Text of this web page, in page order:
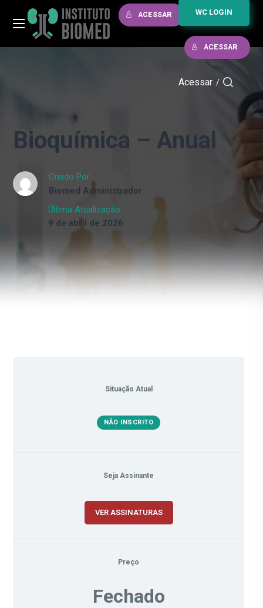
ACESSAR WC LOGIN
ACESSAR
Acessar /
Bioquímica – Anual
Criado Por
Biomed Administrador
Última Atualização
9 de abril de 2026
Situação Atual
NÃO INSCRITO
Seja Assinante
VER ASSINATURAS
Preço
Fechado